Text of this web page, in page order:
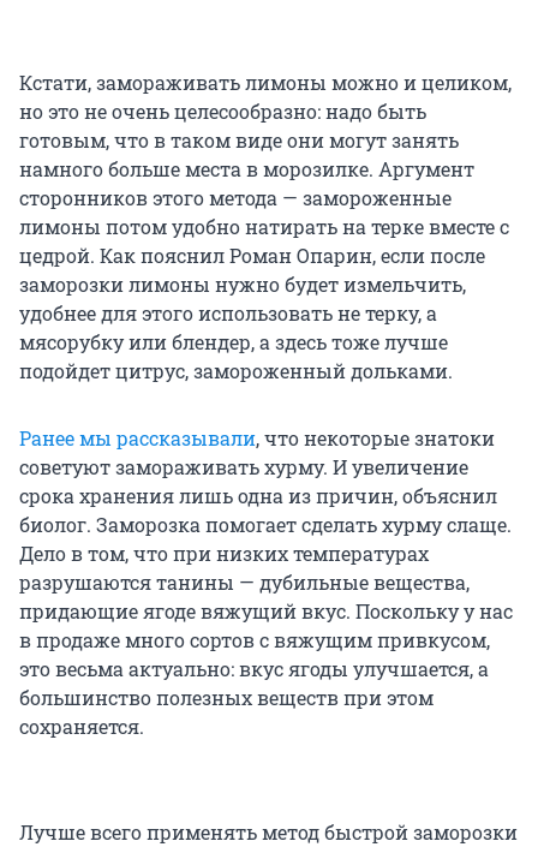
Кстати, замораживать лимоны можно и целиком,
но это не очень целесообразно: надо быть
готовым, что в таком виде они могут занять
намного больше места в морозилке. Аргумент
сторонников этого метода — замороженные
лимоны потом удобно натирать на терке вместе с
цедрой. Как пояснил Роман Опарин, если после
заморозки лимоны нужно будет измельчить,
удобнее для этого использовать не терку, а
мясорубку или блендер, а здесь тоже лучше
подойдет цитрус, замороженный дольками.
Ранее мы рассказывали, что некоторые знатоки
советуют замораживать хурму. И увеличение
срока хранения лишь одна из причин, объяснил
биолог. Заморозка помогает сделать хурму слаще.
Дело в том, что при низких температурах
разрушаются танины — дубильные вещества,
придающие ягоде вяжущий вкус. Поскольку у нас
в продаже много сортов с вяжущим привкусом,
это весьма актуально: вкус ягоды улучшается, а
большинство полезных веществ при этом
сохраняется.
Лучше всего применять метод быстрой заморозки